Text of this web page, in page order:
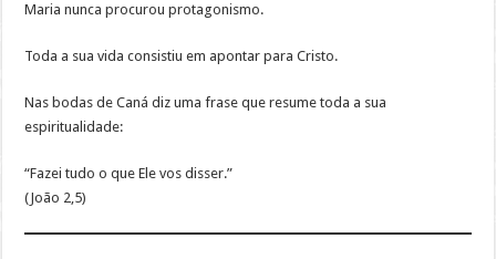
Maria nunca procurou protagonismo.
Toda a sua vida consistiu em apontar para Cristo.
Nas bodas de Caná diz uma frase que resume toda a sua
espiritualidade:
“Fazei tudo o que Ele vos disser.”
(João 2,5)